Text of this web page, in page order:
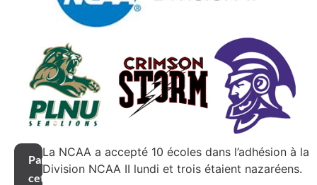
Partager
cet
La NCAA a accepté 10 écoles dans l’adhésion à la
Division NCAA II lundi et trois étaient nazaréens.